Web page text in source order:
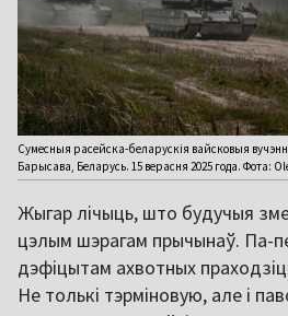
Сумесныя расейска-беларускія вайсковыя
Барысава, Беларусь. 15 верасня 2025 года. Фота:
Жыгар лічыць, што будучыя
цэлым шэрагам прычынаў. Па-
дэфіцытам ахвотных
Не толькі тэрміновую, але і